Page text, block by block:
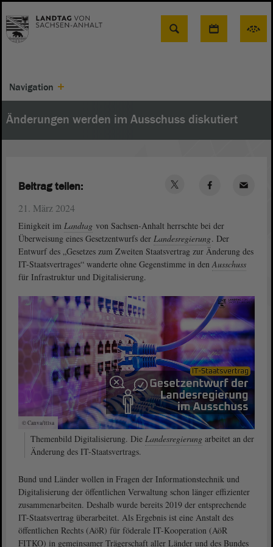
Suche
Navigation
Änderungen werden im Ausschuss diskutiert
21. März 2024
Einigkeit im Landtag von Sachsen-Anhalt herrschte bei der
Überweisung eines Gesetzentwurfs der Landesregierung. Der
Entwurf des „Gesetzes zum Zweiten Staatsvertrag zur Änderung des
IT-Staatsvertrages“ wanderte ohne Gegenstimme in denAusschuss
für Infrastruktur und Digitalisierung.
© Canva/ltlsa
Themenbild Digitalisierung. Die Landesregierung arbeitet an der
Änderung des IT-Staatsvertrags.
Bund und Länder wollen in Fragen der Informationstechnik und
Digitalisierung der öffentlichen Verwaltung schon länger effizienter
zusammenarbeiten. Deshalb wurde bereits 2019 der entsprechende
IT-Staatsvertrag überarbeitet. Als Ergebnis ist eine Anstalt des
öffentlichen Rechts (AöR) für föderale IT-Kooperation (AöR
FITKO) in gemeinsamer Trägerschaft aller Länder und des Bundes
Beitrag teilen: